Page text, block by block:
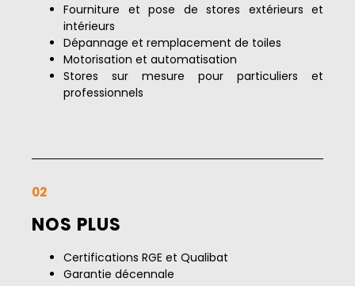
Fourniture et pose de stores extérieurs et
intérieurs
Dépannage et remplacement de toiles
Motorisation et automatisation
Stores sur mesure pour particuliers et
professionnels
02
NOS PLUS
Certifications RGE et Qualibat
Garantie décennale